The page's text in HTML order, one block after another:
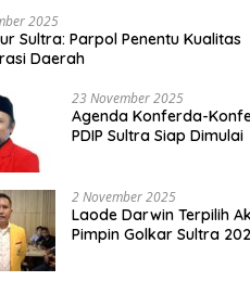
2025
Sultra: Parpol Penentu Kualitas
Daerah
23 November 2025
Agenda Konferda-
PDIP Sultra Siap Dimulai
2 November 2025
Laode Darwin Terpilih
Pimpin Golkar Sultra